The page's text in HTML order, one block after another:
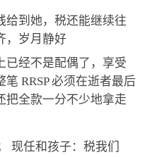
给到她，税还能继续往
，岁月静好
已经不是配偶了，享受
RRSP 必须在逝者最后
把全款一分不少地拿走
现任和孩子：税我们